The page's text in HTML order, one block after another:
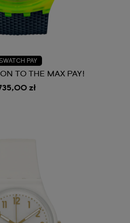
SWATCH PAY
TO THE MAX PAY!
zł